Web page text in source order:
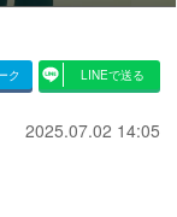
ク LINEで送る
2025.07.02 14:05